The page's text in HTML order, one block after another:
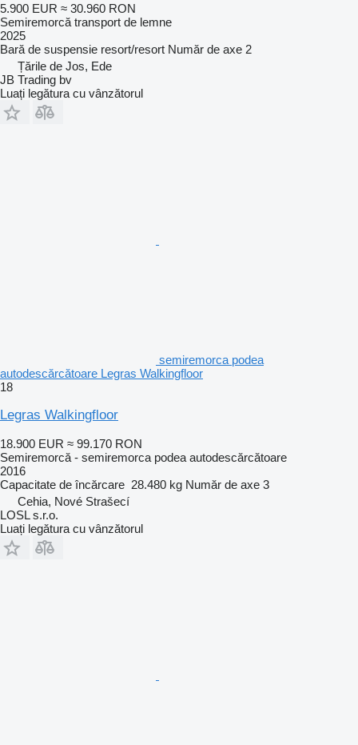
5.900 EUR ≈ 30.960 RON
Semiremorcă transport de lemne
2025
Bară de suspensie resort/resort Număr de axe 2
Țările de Jos, Ede
JB Trading bv
Luați legătura cu vânzătorul
semiremorca podea
autodescărcătoare Legras Walkingfloor
18
Legras Walkingfloor
18.900 EUR ≈ 99.170 RON
Semiremorcă - semiremorca podea autodescărcătoare
2016
Capacitate de încărcare 28.480 kg Număr de axe 3
Cehia, Nové Strašecí
LOSL s.r.o.
Luați legătura cu vânzătorul